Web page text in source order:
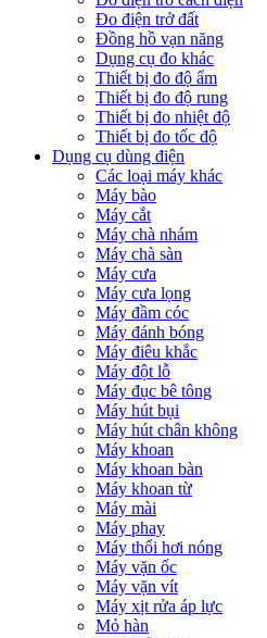
Đo điện trở đất
Đồng hồ vạn năng
Dụng cụ đo khác
Thiết bị đo độ ẩm
Thiết bị đo độ rung
Thiết bị đo nhiệt độ
Thiết bị đo tốc độ
Dụng cụ dùng điện
Các loại máy khác
Máy bào
Máy cắt
Máy chà nhám
Máy chà sàn
Máy cưa
Máy cưa lọng
Máy đầm cóc
Máy đánh bóng
Máy điêu khắc
Máy đột lỗ
Máy đục bê tông
Máy hút bụi
Máy hút chân không
Máy khoan
Máy khoan bàn
Máy khoan từ
Máy mài
Máy phay
Máy thổi hơi nóng
Máy vặn ốc
Máy vặn vít
Máy xịt rửa áp lực
Mỏ hàn